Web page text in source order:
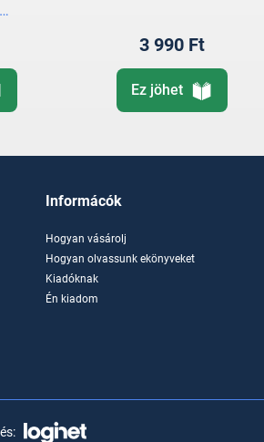
Julianna
3 990 Ft
Ez jöhet
Informácók
Hogyan vásárolj
Hogyan olvassunk ekönyveket
Kiadóknak
Én kiadom